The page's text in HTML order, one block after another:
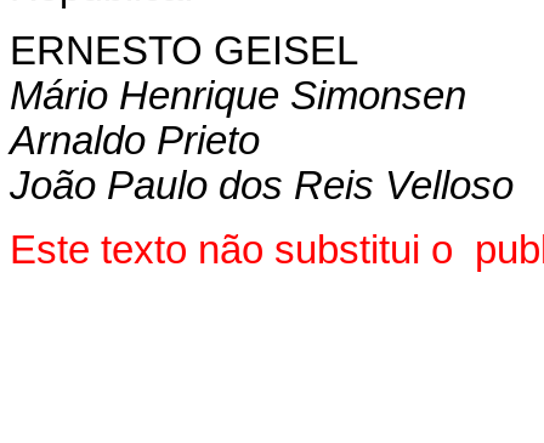
ERNESTO GEISEL
Mário Henrique Simonsen
Arnaldo Prieto
João Paulo dos Reis Velloso
Este texto não substitui o